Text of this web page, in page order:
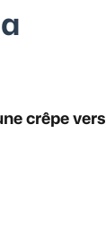
crêpe vers